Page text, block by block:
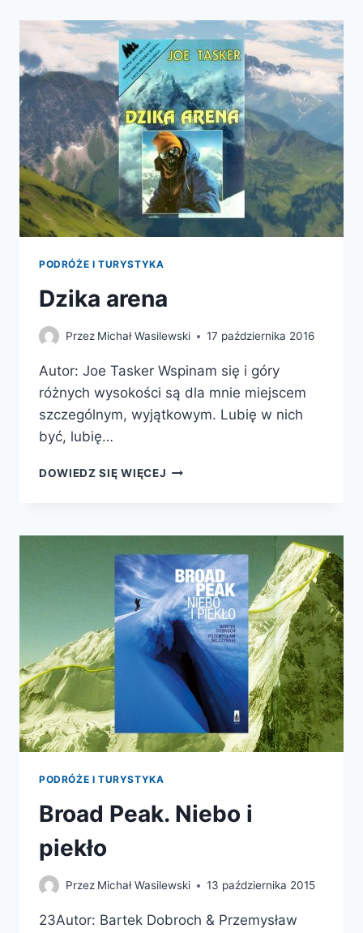
METRÓW
PODRÓŻE I TURYSTYKA
Dzika arena
Przez Michał Wasilewski 17 października 2016
Autor: Joe Tasker Wspinam się i góry
różnych wysokości są dla mnie miejscem
szczególnym, wyjątkowym. Lubię w nich
być, lubię…
DOWIEDZ SIĘ WIĘCEJ DZIKA
PODRÓŻE I TURYSTYKA
Broad Peak. Niebo i
piekło
Przez Michał Wasilewski 13 października 2015
23Autor: Bartek Dobroch & Przemysław